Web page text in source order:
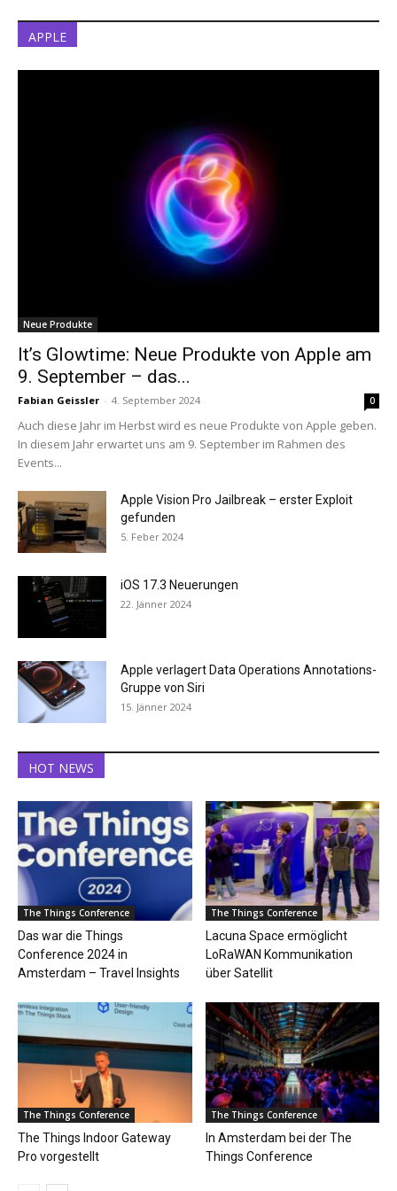
APPLE
Neue Produkte
It’s Glowtime: Neue Produkte von Apple am
9. September – das...
Fabian Geissler - 4. September 2024 0
Auch diese Jahr im Herbst wird es neue Produkte von Apple geben.
In diesem Jahr erwartet uns am 9. September im Rahmen des
Events...
Apple Vision Pro Jailbreak – erster Exploit
gefunden
5. Feber 2024
iOS 17.3 Neuerungen
22. Jänner 2024
Apple verlagert Data Operations Annotations-
Gruppe von Siri
15. Jänner 2024
HOT NEWS
The Things Conference
Das war die Things
Conference 2024 in
Amsterdam – Travel Insights
The Things Conference
Lacuna Space ermöglicht
LoRaWAN Kommunikation
über Satellit
The Things Conference
The Things Indoor Gateway
Pro vorgestellt
The Things Conference
In Amsterdam bei der The
Things Conference